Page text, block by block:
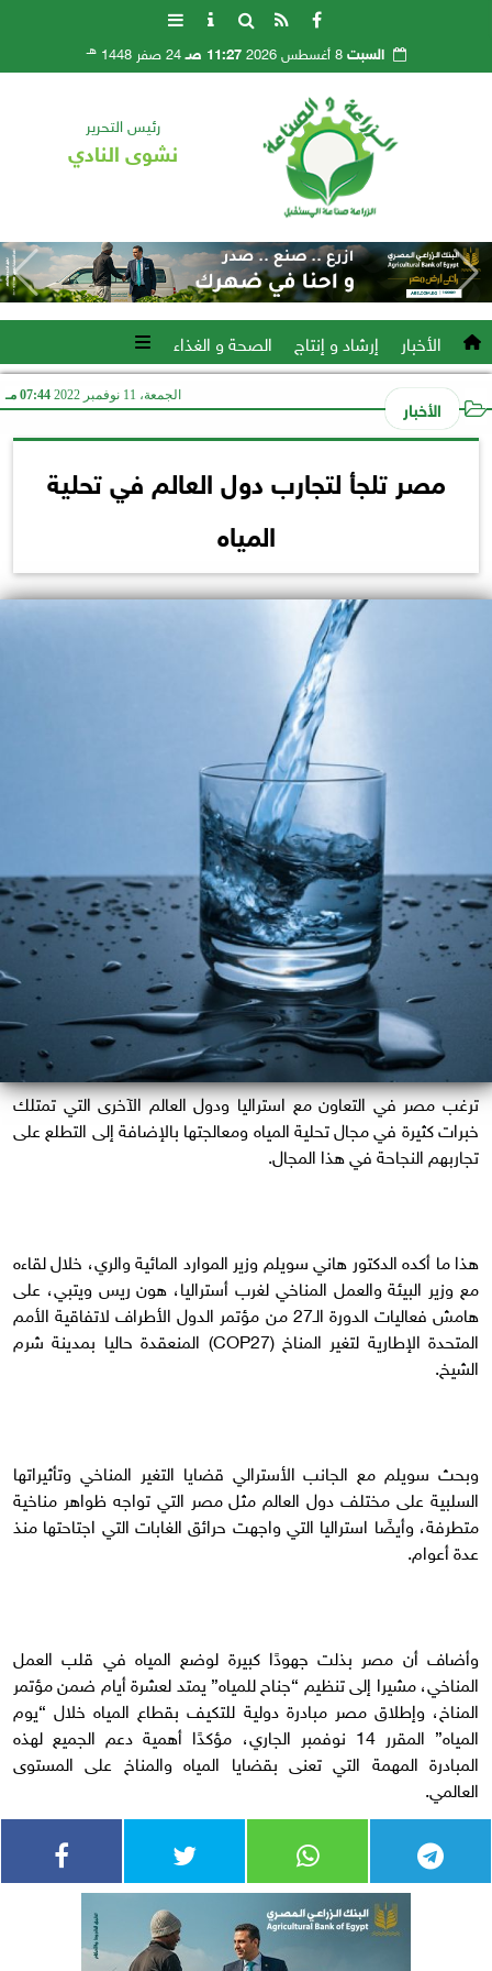
السبت8 أغسطس 2026 11:27 صـ 24 صفر 1448 هـ
رئيس التحرير
نشوى النادي
الأخبار إرشاد و إنتاج الصحة و الغذاء
الأخبار الجمعة، 11 نوفمبر 2022 07:44 مـ
مصر تلجأ لتجارب دول العالم في تحلية
المياه
ترغب مصر في التعاون مع استراليا ودول العالم الآخرى التي تمتلك
خبرات كثيرة في مجال تحلية المياه ومعالجتها بالإضافة إلى التطلع على
تجاربهم النجاحة في هذا المجال.
هذا ما أكده الدكتور هاني سويلم وزير الموارد المائية والري، خلال لقاءه
مع وزير البيئة والعمل المناخي لغرب أستراليا، هون ريس ويتبي، على
هامش فعاليات الدورة الـ27 من مؤتمر الدول الأطراف لاتفاقية الأمم
المتحدة الإطارية لتغير المناخ (COP27) المنعقدة حاليا بمدينة شرم
الشيخ.
وبحث سويلم مع الجانب الأسترالي قضايا التغير المناخي وتأثيراتها
السلبية على مختلف دول العالم مثل مصر التي تواجه ظواهر مناخية
متطرفة، وأيضًا استراليا التي واجهت حرائق الغابات التي اجتاحتها منذ
عدة أعوام.
وأضاف أن مصر بذلت جهودًا كبيرة لوضع المياه في قلب العمل
المناخي، مشيرا إلى تنظيم “جناح للمياه” يمتد لعشرة أيام ضمن مؤتمر
المناخ، وإطلاق مصر مبادرة دولية للتكيف بقطاع المياه خلال “يوم
المياه” المقرر 14 نوفمبر الجاري، مؤكدًا أهمية دعم الجميع لهذه
المبادرة المهمة التي تعنى بقضايا المياه والمناخ على المستوى
العالمي.